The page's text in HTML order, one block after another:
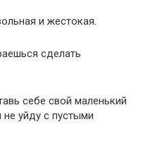
и жестокая.
сделать
себе свой маленький
не уйду с пустыми